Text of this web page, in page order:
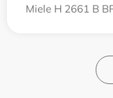
Miele H 2661 B